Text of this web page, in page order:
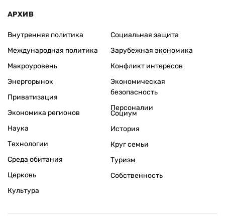
АРХИВ
Внутренняя политика
Международная политика
Макроуровень
Энергорынок
Приватизация
Экономика регионов
Социальная защита
Зарубежная экономика
Конфликт интересов
Экономическая
безопасность
Персоналии
Наука
Технологии
Среда обитания
Церковь
Культура
Социум
История
Круг семьи
Туризм
Собственность